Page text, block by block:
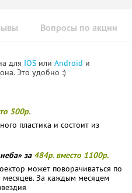
Вопросы по акции
для IOS или Android и
Это удобно :)
500р.
пластика и состоит из
за 484р. вместо 1100р.
может поворачиваться по
За каждым месяцем